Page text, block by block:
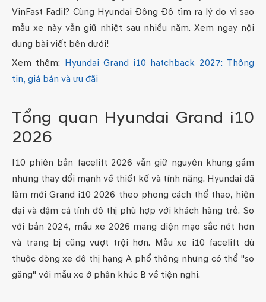
VinFast Fadil? Cùng Hyundai Đông Đô tìm ra lý do vì sao
mẫu xe này vẫn giữ nhiệt sau nhiều năm. Xem ngay nội
dung bài viết bên dưới!
Xem thêm: Hyundai Grand i10 hatchback 2027: Thông
tin, giá bán và ưu đãi
Tổng quan Hyundai Grand i10
2026
I10 phiên bản facelift 2026 vẫn giữ nguyên khung gầm
nhưng thay đổi mạnh về thiết kế và tính năng. Hyundai đã
làm mới Grand i10 2026 theo phong cách thể thao, hiện
đại và đậm cá tính đô thị phù hợp với khách hàng trẻ. So
với bản 2024, mẫu xe 2026 mang diện mạo sắc nét hơn
và trang bị cũng vượt trội hơn. Mẫu xe i10 facelift dù
thuộc dòng xe đô thị hạng A phổ thông nhưng có thể "so
găng" với mẫu xe ở phân khúc B về tiện nghi.